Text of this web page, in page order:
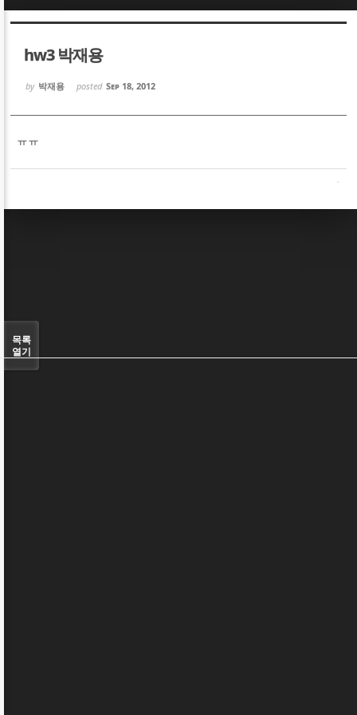
hw3 박재용
by 박재용 posted Sep 18, 2012
ㅠㅠ
목록
열기
Sketchbook5, 스케치북5
Sketchbook5, 스케치북5
Sketchbook5, 스케치북5
Sketchbook5, 스케치북5